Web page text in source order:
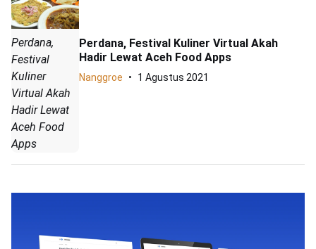
Perdana,
Festival
Kuliner
Virtual Akah
Hadir Lewat
Aceh Food
Apps
Perdana, Festival Kuliner Virtual Akah
Hadir Lewat Aceh Food Apps
Nanggroe 1 Agustus 2021